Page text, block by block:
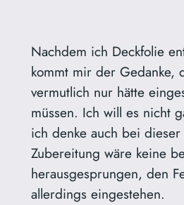
Nachdem ich Deckfolie
kommt mir der Gedanke,
vermutlich nur hätte
müssen. Ich will es nicht
ich denke auch bei dieser
Zubereitung wäre keine
herausgesprungen, den
allerdings eingestehen.